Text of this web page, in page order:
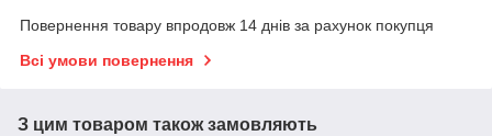
Повернення товару впродовж 14 днів за рахунок покупця
Всі умови повернення
З цим товаром також замовляють